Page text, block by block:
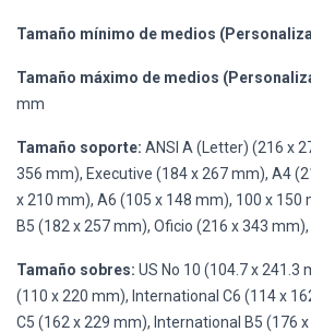
Tamaño mínimo de medios
Tamaño máximo de medios
mm
Tamaño soporte: ANSI A (Letter) (216 x
356 mm), Executive (184 x 267 mm), A4
x 210 mm), A6 (105 x 148 mm), 100 x 150
B5 (182 x 257 mm), Oficio (216 x 343
Tamaño sobres: US No 10 (104.7 x 241.3
(110 x 220 mm), International C6 (114 x
C5 (162 x 229 mm), International B5 (176